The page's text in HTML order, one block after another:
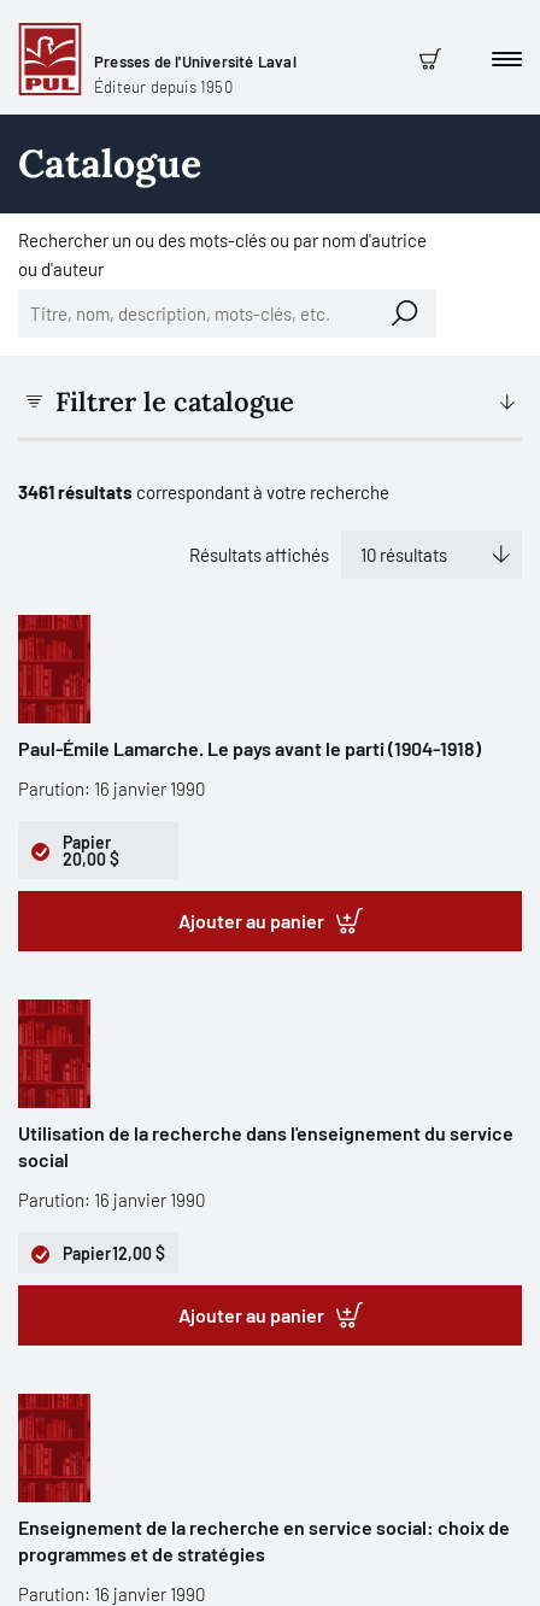
Presses de l'Université Laval
Éditeur depuis 1950
Panier
Catalogue
Rechercher un ou des mots-clés ou par nom d'autrice
ou d'auteur
Filtrer le catalogue
3461 résultats correspondant à votre recherche
Résultats affichés
Paul-Émile Lamarche. Le pays avant le parti (1904-1918)
Parution: 16 janvier 1990
Papier
20,00 $
Ajouter au panier
Utilisation de la recherche dans l'enseignement du service
social
Parution: 16 janvier 1990
Papier12,00 $
Ajouter au panier
Enseignement de la recherche en service social: choix de
programmes et de stratégies
Parution: 16 janvier 1990